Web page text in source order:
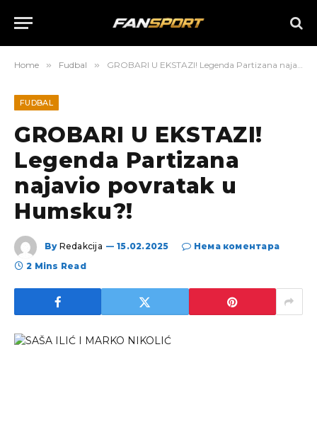
Home » Fudbal » GROBARI U EKSTAZI! Legenda Partizana najavio povratak u Humsku?!
FUDBAL
GROBARI U EKSTAZI!
Legenda Partizana
najavio povratak u
Humsku?!
By Redakcija 15.02.2025
Нема коментара
2 Mins Read